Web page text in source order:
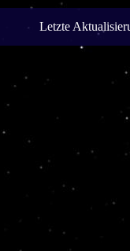
Letzte